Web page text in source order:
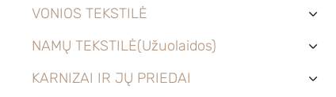
VONIOS TEKSTILĖ ›
NAMŲ TEKSTILĖ(Užuolaidos) ›
KARNIZAI IR JŲ PRIEDAI ›